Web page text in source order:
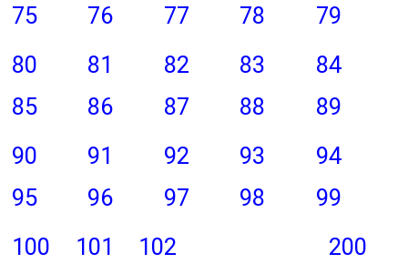
75
76 77 78
79
80
81 82 83
84
85
86 87 88
89
90
91 92 93
94
95
96 97 98
99
100
101 102 200